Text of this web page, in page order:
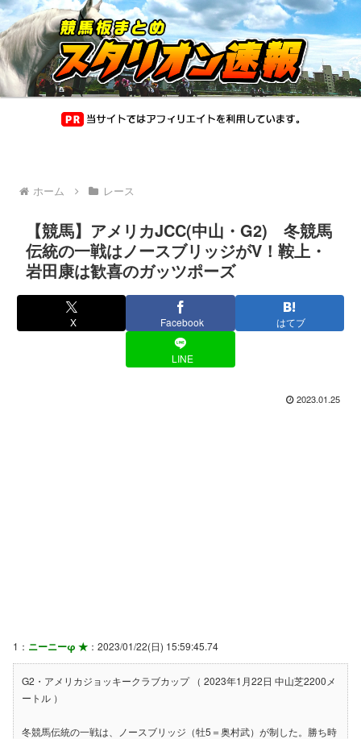
ホーム レース
【競馬】アメリカJCC(中山・G2) 冬競馬
伝統の一戦はノースブリッジがV！鞍上・
岩田康は歓喜のガッツポーズ
X Facebook はてブ
LINE
2023.01.25
1： ニーニーφ ★ ：2023/01/22(日) 15:59:45.74
G2・アメリカジョッキークラブカップ （ 2023年1月22日 中山芝2200メ
ートル ）
冬競馬伝統の一戦は、ノースブリッジ（牡5＝奥村武）が制した。勝ち時